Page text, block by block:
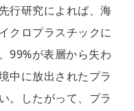
行研究によれば、海
クロプラスチックに
99%が表層から失わ
中に放出されたプラ
。したがって、プラ